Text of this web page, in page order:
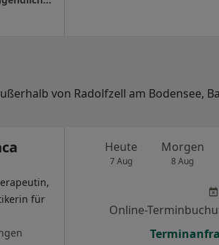
von Radolfzell am Bodensee,
für
Heute
7 Aug
Morgen
8 Aug
Online-